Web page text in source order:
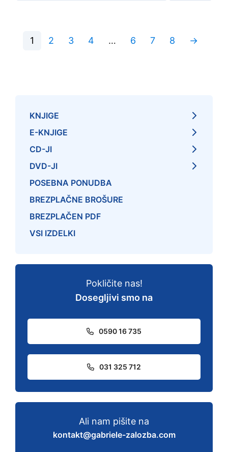
1 2 3 4 … 6 7 8 →
KNJIGE
E-KNJIGE
CD-JI
DVD-JI
POSEBNA PONUDBA
BREZPLAČNE BROŠURE
BREZPLAČEN PDF
VSI IZDELKI
Pokličite nas!
Dosegljivi smo na
0590 16 735
031 325 712
Ali nam pišite na
kontakt@gabriele-zalozba.com